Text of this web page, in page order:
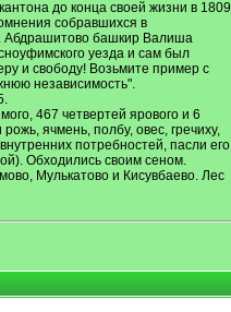
до конца своей жизни в 1809
собравшихся в
Абдрашитово башкир Валиша
уезда и сам был
и свободу! Возьмите пример с
независимость".
467 четвертей ярового и 6
ячмень, полбу, овес, гречиху,
потребностей, пасли его
Обходились своим сеном.
Мулькатово и Кисувбаево. Лес